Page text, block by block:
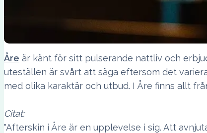
Åre är känt för sitt pulserande nattliv och
uteställen är svårt att säga eftersom det
med olika karaktär och utbud. I Åre finns allt
Citat:
"Afterskin i Åre är en upplevelse i sig. Att